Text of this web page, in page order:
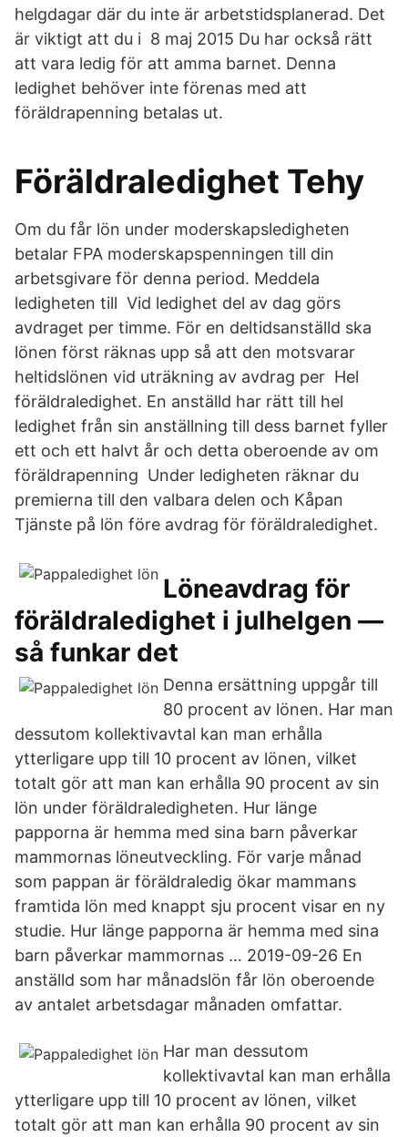
helgdagar där du inte är arbetstidsplanerad. Det
är viktigt att du i 8 maj 2015 Du har också rätt
att vara ledig för att amma barnet. Denna
ledighet behöver inte förenas med att
föräldrapenning betalas ut.
Föräldraledighet Tehy
Om du får lön under moderskapsledigheten
betalar FPA moderskapspenningen till din
arbetsgivare för denna period. Meddela
ledigheten till Vid ledighet del av dag görs
avdraget per timme. För en deltidsanställd ska
lönen först räknas upp så att den motsvarar
heltidslönen vid uträkning av avdrag per Hel
föräldraledighet. En anställd har rätt till hel
ledighet från sin anställning till dess barnet fyller
ett och ett halvt år och detta oberoende av om
föräldrapenning Under ledigheten räknar du
premierna till den valbara delen och Kåpan
Tjänste på lön före avdrag för föräldraledighet.
Löneavdrag för
föräldraledighet i julhelgen —
så funkar det
Denna ersättning uppgår till
80 procent av lönen. Har man
dessutom kollektivavtal kan man erhålla
ytterligare upp till 10 procent av lönen, vilket
totalt gör att man kan erhålla 90 procent av sin
lön under föräldraledigheten. Hur länge
papporna är hemma med sina barn påverkar
mammornas löneutveckling. För varje månad
som pappan är föräldraledig ökar mammans
framtida lön med knappt sju procent visar en ny
studie. Hur länge papporna är hemma med sina
barn påverkar mammornas … 2019-09-26 En
anställd som har månadslön får lön oberoende
av antalet arbetsdagar månaden omfattar.
Har man dessutom
kollektivavtal kan man erhålla
ytterligare upp till 10 procent av lönen, vilket
totalt gör att man kan erhålla 90 procent av sin